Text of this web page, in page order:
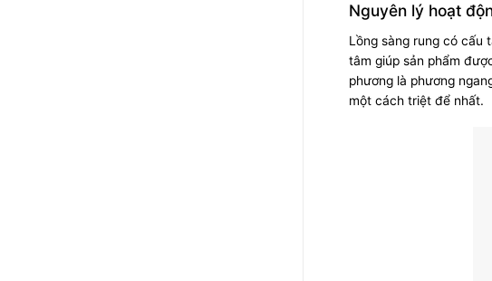
Nguyên lý hoạt
Lồng sàng rung có cấu
tâm giúp sản phẩm
phương là phương
một cách triệt để nhất.